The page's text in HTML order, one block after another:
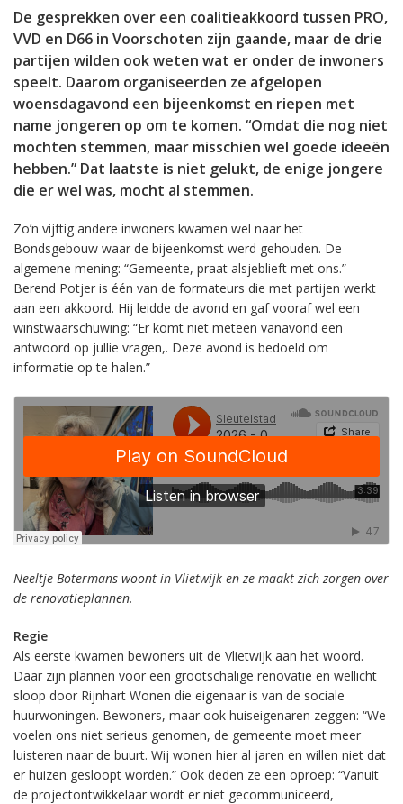
De gesprekken over een coalitieakkoord tussen PRO,
VVD en D66 in Voorschoten zijn gaande, maar de drie
partijen wilden ook weten wat er onder de inwoners
speelt. Daarom organiseerden ze afgelopen
woensdagavond een bijeenkomst en riepen met
name jongeren op om te komen. “Omdat die nog niet
mochten stemmen, maar misschien wel goede ideeën
hebben.” Dat laatste is niet gelukt, de enige jongere
die er wel was, mocht al stemmen.
Zo’n vijftig andere inwoners kwamen wel naar het
Bondsgebouw waar de bijeenkomst werd gehouden. De
algemene mening: “Gemeente, praat alsjeblieft met ons.”
Berend Potjer is één van de formateurs die met partijen werkt
aan een akkoord. Hij leidde de avond en gaf vooraf wel een
winstwaarschuwing: “Er komt niet meteen vanavond een
antwoord op jullie vragen,. Deze avond is bedoeld om
informatie op te halen.”
Neeltje Botermans woont in Vlietwijk en ze maakt zich zorgen over
de renovatieplannen.
Regie
Als eerste kwamen bewoners uit de Vlietwijk aan het woord.
Daar zijn plannen voor een grootschalige renovatie en wellicht
sloop door Rijnhart Wonen die eigenaar is van de sociale
huurwoningen. Bewoners, maar ook huiseigenaren zeggen: “We
voelen ons niet serieus genomen, de gemeente moet meer
luisteren naar de buurt. Wij wonen hier al jaren en willen niet dat
er huizen gesloopt worden.” Ook deden ze een oproep: “Vanuit
de projectontwikkelaar wordt er niet gecommuniceerd,